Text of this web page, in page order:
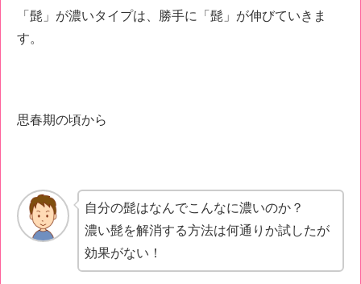
「髭」が濃いタイプは、勝手に「髭」が伸びていきま
す。
思春期の頃から
自分の髭はなんでこんなに濃いのか？
濃い髭を解消する方法は何通りか試したが
効果がない！